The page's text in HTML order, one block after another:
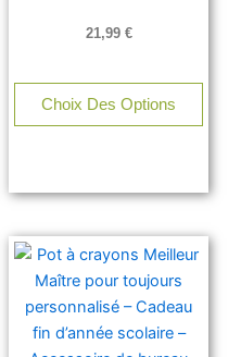
21,99 €
Choix Des Options